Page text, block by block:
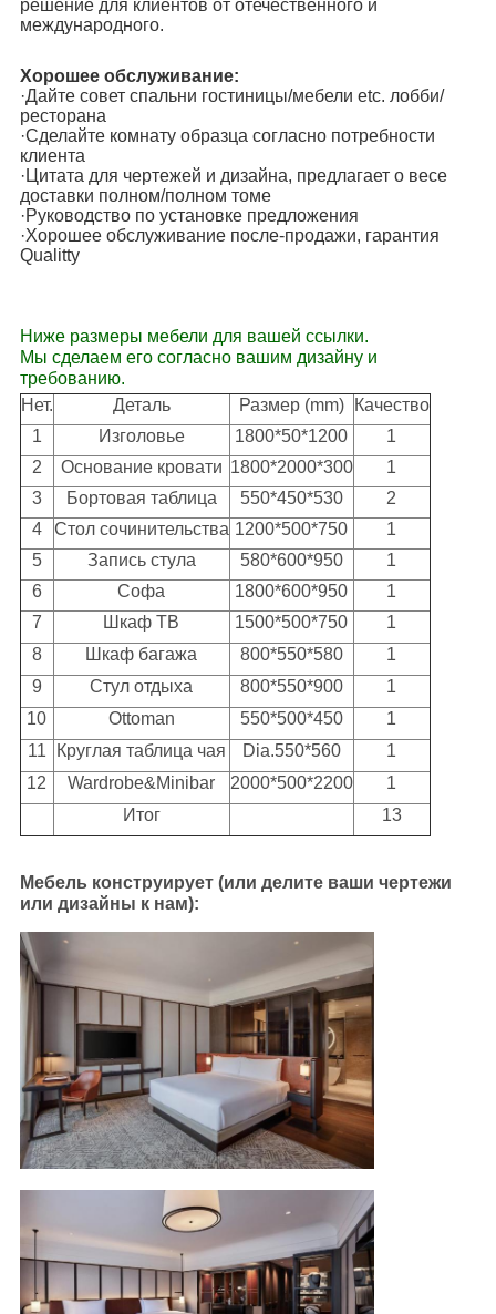
решение для клиентов от отечественного и
международного.
Хорошее обслуживание:
·Дайте совет спальни гостиницы/мебели etc. лобби/
ресторана
·Сделайте комнату образца согласно потребности
клиента
·Цитата для чертежей и дизайна, предлагает о весе
доставки полном/полном томе
·Руководство по установке предложения
·Хорошее обслуживание после-продажи, гарантия
Qualitty
Ниже размеры мебели для вашей ссылки.
Мы сделаем его согласно вашим дизайну и
требованию.
Нет.
Деталь Размер (mm)
Качество
1
Изголовье 1800*50*1200
1
2
Основание кровати 1800*2000*300
1
3
Бортовая таблица 550*450*530
2
4
Стол сочинительства 1200*500*750
1
5
Запись стула 580*600*950
1
6
Софа 1800*600*950
1
7
Шкаф ТВ 1500*500*750
1
8
Шкаф багажа 800*550*580
1
9
Стул отдыха 800*550*900
1
10
Ottoman 550*500*450
1
11
Круглая таблица чая Dia.550*560
1
12
Wardrobe&Minibar 2000*500*2200
1
Итог
13
Мебель конструирует (или делите ваши чертежи
или дизайны к нам):